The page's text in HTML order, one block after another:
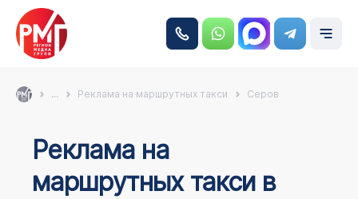
... Реклама на маршрутных такси Серов
Реклама на
маршрутных такси в